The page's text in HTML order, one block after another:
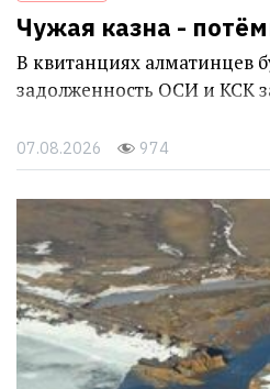
Чужая казна -
В квитанциях алматинцев
задолженность ОСИ и КСК
07.08.2026 974